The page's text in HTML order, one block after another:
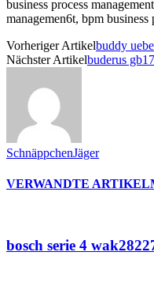
Vorheriger Artikelbuddy
Nächster Artikelbuderus
SchnäppchenJäger
VERWANDTE ARTIKEL
bosch serie 4